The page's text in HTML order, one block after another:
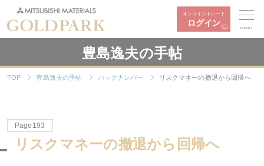
オンライントレード
ログイン
MENU
豊島逸夫の手帖
TOP 豊島逸夫の手帖 バックナンバー リスクマネーの撤退から回帰へ
Page193
リスクマネーの撤退から回帰へ